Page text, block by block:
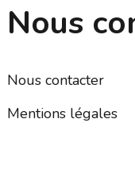
Nous
Nous contacter
Mentions légales